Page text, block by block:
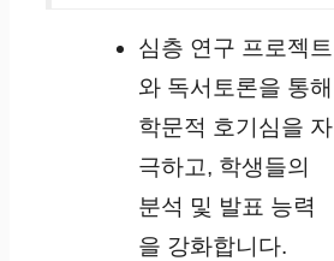
심층 연구 프로젝트
와 독서토론을 통해
학문적 호기심을 자
극하고, 학생들의
분석 및 발표 능력
을 강화합니다.